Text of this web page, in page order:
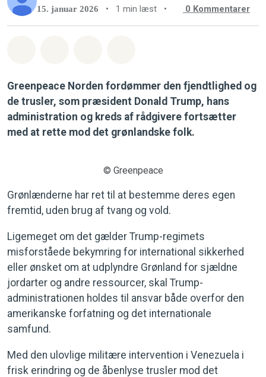
15. januar 2026 • 1 min læst • 0 Kommentarer
Greenpeace Norden fordømmer den fjendtlighed og
de trusler, som præsident Donald Trump, hans
administration og kreds af rådgivere fortsætter
med at rette mod det grønlandske folk.
© Greenpeace
Grønlænderne har ret til at bestemme deres egen
fremtid, uden brug af tvang og vold.
Ligemeget om det gælder Trump-regimets
misforståede bekymring for international sikkerhed
eller ønsket om at udplyndre Grønland for sjældne
jordarter og andre ressourcer, skal Trump-
administrationen holdes til ansvar både overfor den
amerikanske forfatning og det internationale
samfund.
Med den ulovlige militære intervention i Venezuela i
frisk erindring og de åbenlyse trusler mod det